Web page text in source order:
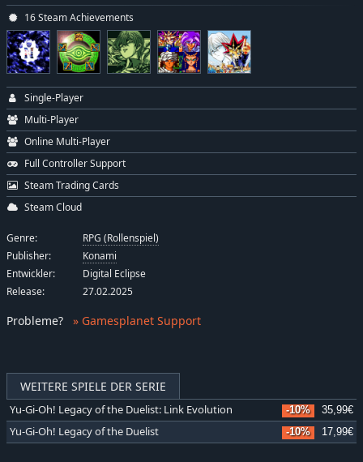
WEITERE SPIELE DER SERIE
Yu-Gi-Oh! Legacy of the Duelist: Link Evolution -10% 35,99€
Yu-Gi-Oh! Legacy of the Duelist -10% 17,99€
16 Steam Achievements
Single-Player
Multi-Player
Online Multi-Player
Full Controller Support
Steam Trading Cards
Steam Cloud
Genre:
RPG (Rollenspiel)
Publisher:
Konami
Entwickler:
Digital Eclipse
Release:
27.02.2025
Probleme? » Gamesplanet Support